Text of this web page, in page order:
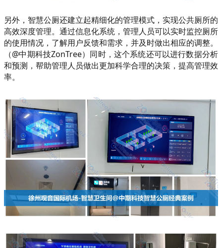
另外，智慧公厕还建立起精细化的管理模式，实现公共厕所的
高效深度管理。通过信息化系统，管理人员可以实时监控厕所
的使用情况，了解用户反馈和需求，并及时做出相应的调整。
（@中期科技ZonTree）同时，这个系统还可以进行数据分析
和预测，帮助管理人员做出更加科学合理的决策，提高管理效
率。